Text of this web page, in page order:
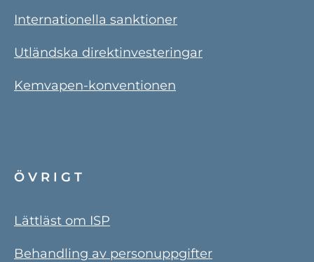
Internationella sanktioner
Utländska direktinvesteringar
Kemvapen-konventionen
ÖVRIGT
Lättläst om ISP
Behandling av personuppgifter